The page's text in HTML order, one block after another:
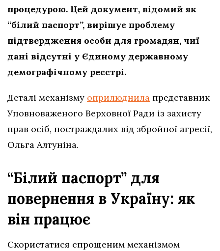
процедурою. Цей документ, відомий як
“білий паспорт”, вирішує проблему
підтвердження особи для громадян, чиї
дані відсутні у Єдиному державному
демографічному реєстрі.
Деталі механізму оприлюднила представник
Уповноваженого Верховної Ради із захисту
прав осіб, постраждалих від збройної агресії,
Ольга Алтуніна.
“Білий паспорт” для
повернення в Україну: як
він працює
Скористатися спрощеним механізмом